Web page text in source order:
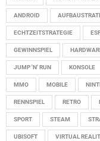
ANDROID
ECHTZEITSTRATEGIE
GEWINNSPIEL
JUMP 'N' RUN KONSOLE
MMO MOBILE
RENNSPIEL RETRO
SPORT STEAM
UBISOFT VIRTUAL